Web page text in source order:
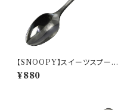
【SNOOPY】スイーツスプーン
(パペットショー)【SN3200】SN
3202-850
¥880